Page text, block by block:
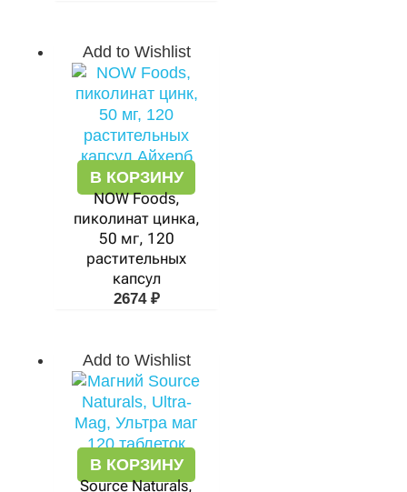
Add to Wishlist
В КОРЗИНУ
NOW Foods,
пиколинат цинка,
50 мг, 120
растительных
капсул
2674 ₽
Add to Wishlist
В КОРЗИНУ
Source Naturals,